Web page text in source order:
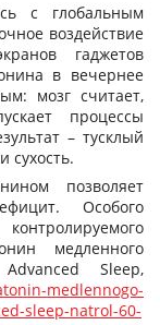
с глобальным
воздействие
гаджетов
в вечернее
мозг считает,
процессы
– тусклый
позволяет
Особого
медленного
Sleep,
medlennogo-
sleep-natrol-60-